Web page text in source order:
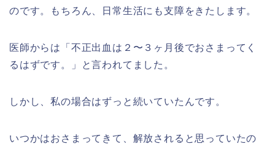
のです。もちろん、日常生活にも支障をきたします。
医師からは「不正出血は２〜３ヶ月後でおさまってく
るはずです。」と言われてました。
しかし、私の場合はずっと続いていたんです。
いつかはおさまってきて、解放されると思っていたの